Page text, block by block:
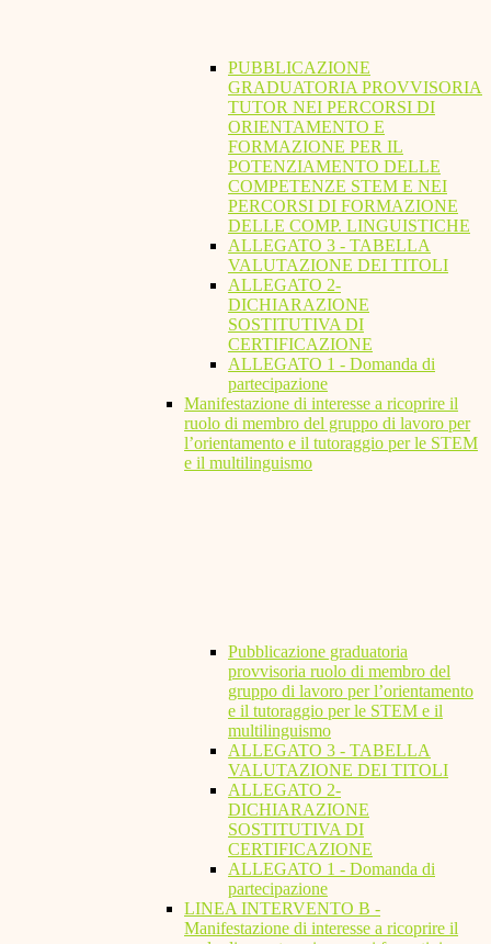
PUBBLICAZIONE
GRADUATORIA PROVVISORIA
TUTOR NEI PERCORSI DI
ORIENTAMENTO E
FORMAZIONE PER IL
POTENZIAMENTO DELLE
COMPETENZE STEM E NEI
PERCORSI DI FORMAZIONE
DELLE COMP. LINGUISTICHE
ALLEGATO 3 - TABELLA
VALUTAZIONE DEI TITOLI
ALLEGATO 2-
DICHIARAZIONE
SOSTITUTIVA DI
CERTIFICAZIONE
ALLEGATO 1 - Domanda di
partecipazione
Manifestazione di interesse a ricoprire il
ruolo di membro del gruppo di lavoro per
l’orientamento e il tutoraggio per le STEM
e il multilinguismo
Pubblicazione graduatoria
provvisoria ruolo di membro del
gruppo di lavoro per l’orientamento
e il tutoraggio per le STEM e il
multilinguismo
ALLEGATO 3 - TABELLA
VALUTAZIONE DEI TITOLI
ALLEGATO 2-
DICHIARAZIONE
SOSTITUTIVA DI
CERTIFICAZIONE
ALLEGATO 1 - Domanda di
partecipazione
LINEA INTERVENTO B -
Manifestazione di interesse a ricoprire il